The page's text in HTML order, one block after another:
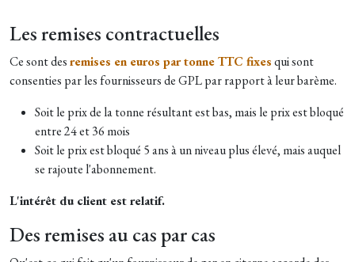
Les remises contractuelles
Ce sont desremises en euros par tonne TTC fixesqui sont
consenties par les fournisseurs de GPL par rapport à leur barème.
Soit le prix de la tonne résultant est bas, mais le prix est bloqué
entre 24 et 36 mois
Soit le prix est bloqué 5 ans à un niveau plus élevé, mais auquel
se rajoute l'abonnement.
L'intérêt du client est relatif.
Des remises au cas par cas